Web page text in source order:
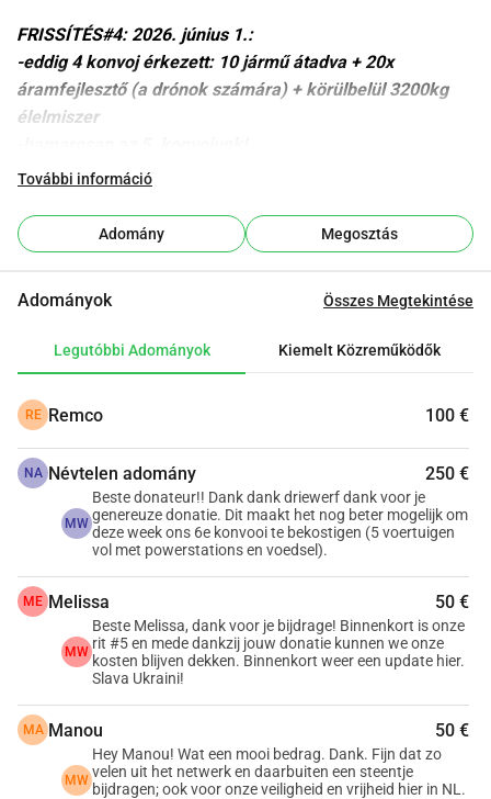
FRISSÍTÉS#4: 2026. június 1.:
-eddig 4 konvoj érkezett: 10 jármű átadva + 20x
áramfejlesztő (a drónok számára) + körülbelül 3200kg
élelmiszer
-nagyon sok hálát érzünk!! Nézd meg például ezt a
-nézd meg ezt az interjút egy kanadai katona, Brittney,
akit támogatunk és 'éppen most' Ukrajnában harcol. A
önkéntes kezdeményezések támogatásának
Folyamatosan közlekedünk, hozzájárulunk és változást
Köszönjük, köszönjük, köszönjük!
Sziasztok mindenkinek!
Mi egy kis csoport vagyunk önkéntesekből, akik azért
dolgoznak, hogy segélyszállítmányokat és járműveket
juttassanak Ukrajnába.
Ezt különböző elismert alapítványok számára tesszük,
amelyek már évek óta támogatják a lakosságot és a helyi
segélyszervezeteket Ukrajnában, különösen a
Help4Ukraine, Eyes on Ukraine és De Leeuw Kyiv. Ők
van, mint például
élelmiszer és járművek, amelyeket a rászoruló területeken
használnak. A konfliktus kezdete óta már több mint 200
További információ
Adomány Megosztás
Adományok Összes Megtekintése
Legutóbbi Adományok Kiemelt Közreműködők
RE Remco 100 €
NA Névtelen adomány 250 €
MW
Beste donateur!! Dank dank driewerf dank voor je
genereuze donatie. Dit maakt het nog beter mogelijk om
deze week ons 6e konvooi te bekostigen (5 voertuigen
vol met powerstations en voedsel).
ME Melissa 50 €
MW
Beste Melissa, dank voor je bijdrage! Binnenkort is onze
rit #5 en mede dankzij jouw donatie kunnen we onze
kosten blijven dekken. Binnenkort weer een update hier.
Slava Ukraini!
MA Manou 50 €
MW
Hey Manou! Wat een mooi bedrag. Dank. Fijn dat zo
velen uit het netwerk en daarbuiten een steentje
bijdragen; ook voor onze veiligheid en vrijheid hier in NL.